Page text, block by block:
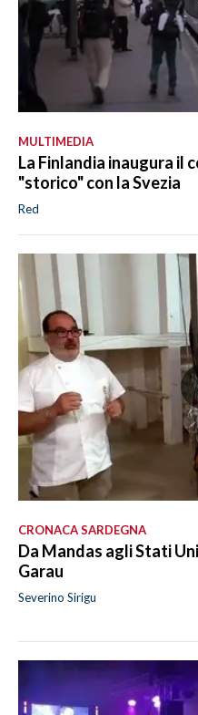
MULTIMEDIA
La Finlandia inaugura
"storico" con la Svezia
Red
CRONACA SARDEGNA
Da Mandas agli Stati
Garau
Severino Sirigu